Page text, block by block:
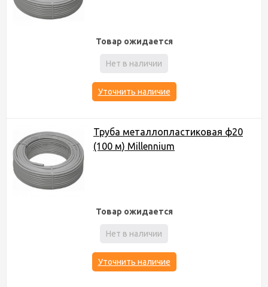
Товар ожидается
Нет в наличии
Уточнить наличие
Труба металлопластиковая ф20
(100 м) Millennium
Товар ожидается
Нет в наличии
Уточнить наличие